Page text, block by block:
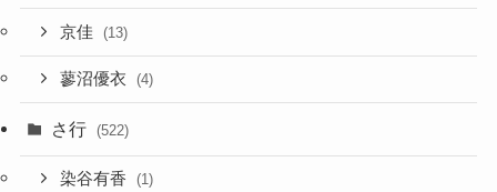
京佳 (13)
蓼沼優衣 (4)
さ行 (522)
染谷有香 (1)